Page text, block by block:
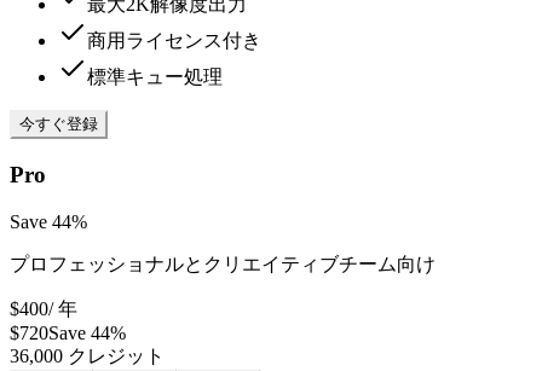
最大2K解像度出力
商用ライセンス付き
標準キュー処理
今すぐ登録
Pro
Save 44%
プロフェッショナルとクリエイティブチーム向け
$400/ 年
$720Save 44%
36,000 クレジット